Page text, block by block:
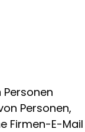
Personen,
Firmen-E-Mail